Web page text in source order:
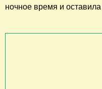
ночное время и